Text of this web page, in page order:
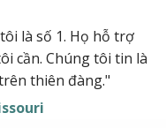
là số 1. Họ hỗ trợ
cần. Chúng tôi tin là
thiên đàng."